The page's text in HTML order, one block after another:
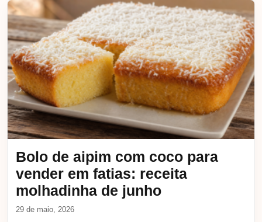
Bolo de aipim com coco para
vender em fatias: receita
molhadinha de junho
29 de maio, 2026